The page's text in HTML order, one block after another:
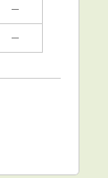
－
－